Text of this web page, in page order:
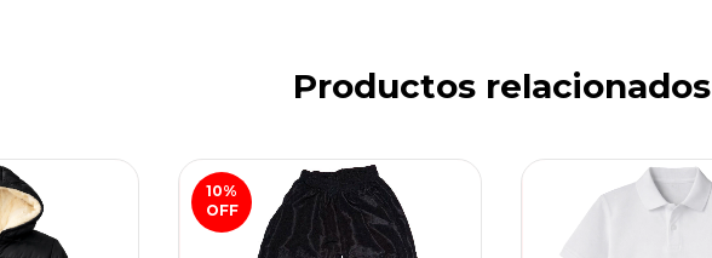
Productos relacionados
10%
OFF